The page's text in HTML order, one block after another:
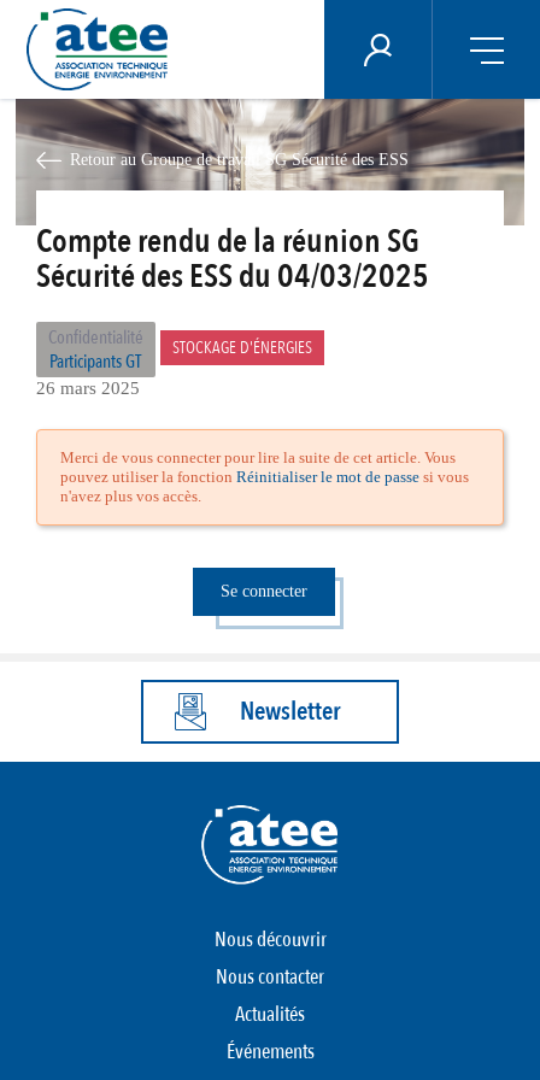
au
contenu
principal
ÉNERGIE PLUS
Retour au Groupe de travail SG Sécurité des ESS
Compte rendu de la réunion SG
Sécurité des ESS du 04/03/2025
Confidentialité
Participants GT
STOCKAGE D'ÉNERGIES
26 mars 2025
Merci de vous connecter pour lire la suite de cet article. Vous
pouvez utiliser la fonction Réinitialiser le mot de passesi vous
n'avez plus vos accès.
Se connecter
Newsletter
Nous découvrir
Nous contacter
Actualités
Événements
Panneau de gestion des cookies